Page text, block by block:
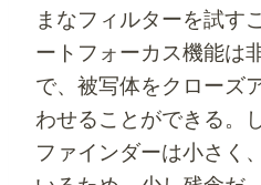
まなフィルターを試す
ートフォーカス機能は
で、被写体をクローズ
わせることができる。
ファインダーは小さく